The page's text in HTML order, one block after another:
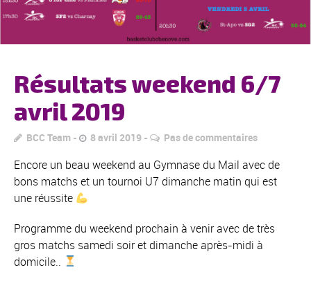
Résultats weekend 6/7
avril 2019
BCC Team 8 avril 2019 Pas de commentaires
Encore un beau weekend au Gymnase du Mail avec de
bons matchs et un tournoi U7 dimanche matin qui est
une réussite
Programme du weekend prochain à venir avec de très
gros matchs samedi soir et dimanche après-midi à
domicile..